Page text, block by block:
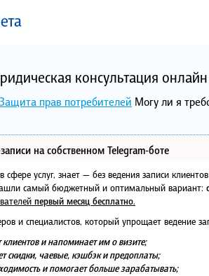
консультация
Защита прав потребителей Могу ли я
на собственном Telegram-боте
сфере услуг, знает — без ведения записи
самый бюджетный и оптимальный вариант:
первый месяц бесплатно.
и специалистов, который упрощает ведение
и напоминает им о визите;
скидки, чаевые, кэшбэк и предоплаты;
и помогает больше зарабатывать;